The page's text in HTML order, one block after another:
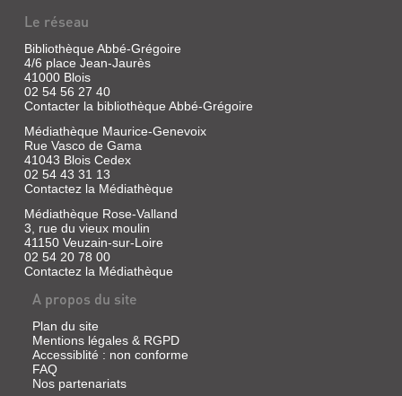
Roussel,
Fédération
française
de
LE
FOOTBALL
AU
FÉMININ
Livre
Delattre,
Mathieu
Nathan
Jeunesse,
2019
Le réseau
Bibliothèque Abbé-Grégoire
4/6 place Jean-Jaurès
41000 Blois
02 54 56 27 40
Contacter la bibliothèque Abbé-Grégoire
Médiathèque Maurice-Genevoix
Rue Vasco de Gama
41043 Blois Cedex
02 54 43 31 13
Contactez la Médiathèque
Médiathèque Rose-Valland
3, rue du vieux moulin
41150 Veuzain-sur-Loire
02 54 20 78 00
Contactez la Médiathèque
A propos du site
Plan du site
Mentions légales & RGPD
Accessiblité : non conforme
FAQ
Nos partenariats